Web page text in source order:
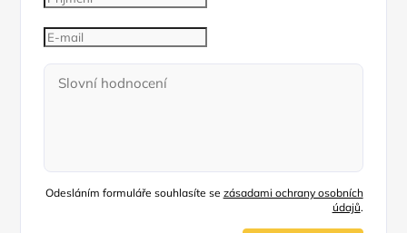
Odesláním formuláře souhlasíte se zásadami ochrany osobních
údajů.